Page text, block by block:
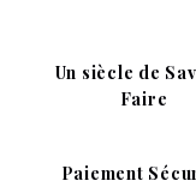
Un siècle de
Faire
Paiement